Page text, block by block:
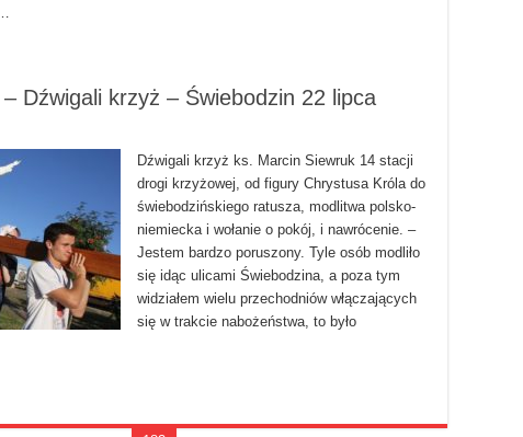
Dźwigali krzyż – Świebodzin 22 lipca
Dźwigali krzyż ks. Marcin Siewruk 14 stacji
drogi krzyżowej, od figury Chrystusa Króla do
świebodzińskiego ratusza, modlitwa polsko-
niemiecka i wołanie o pokój, i nawrócenie. –
Jestem bardzo poruszony. Tyle osób modliło
się idąc ulicami Świebodzina, a poza tym
widziałem wielu przechodniów włączających
się w trakcie nabożeństwa, to było